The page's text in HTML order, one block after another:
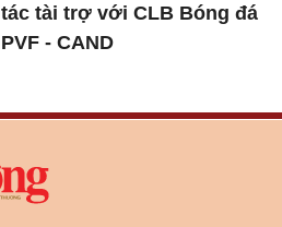
tác tài trợ với CLB Bóng đá
PVF - CAND